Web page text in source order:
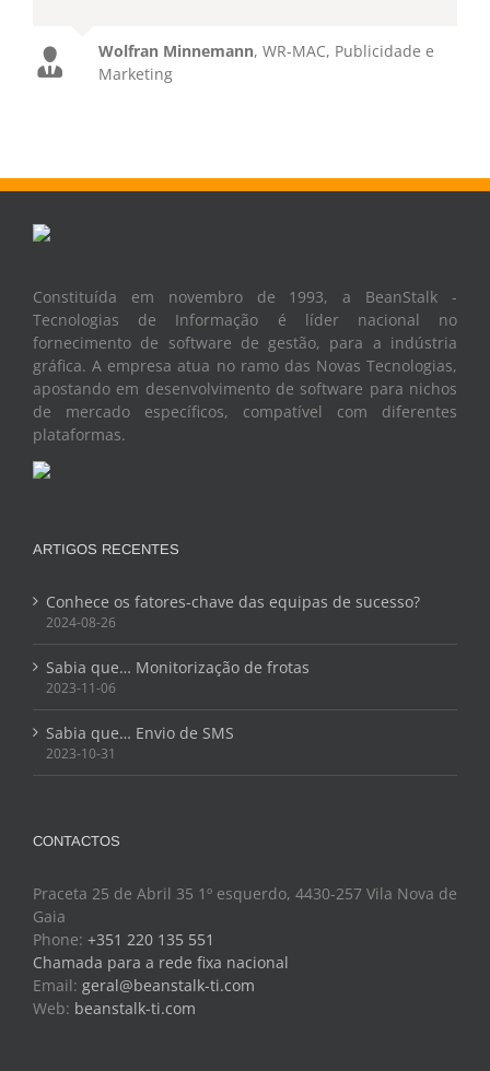
Wolfran Minnemann, WR-MAC, Publicidade e
Marketing
Constituída em novembro de 1993, a BeanStalk -
Tecnologias de Informação é líder nacional no
fornecimento de software de gestão, para a indústria
gráfica. A empresa atua no ramo das Novas Tecnologias,
apostando em desenvolvimento de software para nichos
de mercado específicos, compatível com diferentes
plataformas.
ARTIGOS RECENTES
Conhece os fatores-chave das equipas de sucesso?
2024-08-26
Sabia que… Monitorização de frotas
2023-11-06
Sabia que… Envio de SMS
2023-10-31
CONTACTOS
Praceta 25 de Abril 35 1º esquerdo, 4430-257 Vila Nova de
Gaia
Phone: +351 220 135 551
Chamada para a rede fixa nacional
Email: geral@beanstalk-ti.com
Web: beanstalk-ti.com